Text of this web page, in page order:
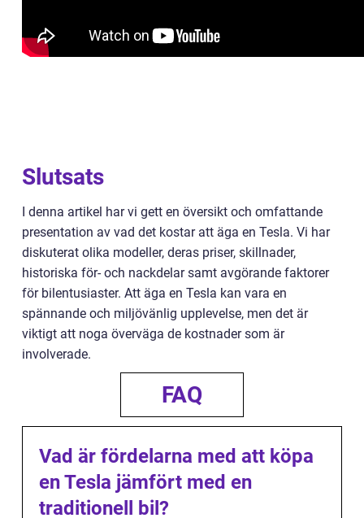
Slutsats
I denna artikel har vi gett en översikt och omfattande
presentation av vad det kostar att äga en Tesla. Vi har
diskuterat olika modeller, deras priser, skillnader,
historiska för- och nackdelar samt avgörande faktorer
för bilentusiaster. Att äga en Tesla kan vara en
spännande och miljövänlig upplevelse, men det är
viktigt att noga överväga de kostnader som är
involverade.
FAQ
Vad är fördelarna med att köpa
en Tesla jämfört med en
traditionell bil?